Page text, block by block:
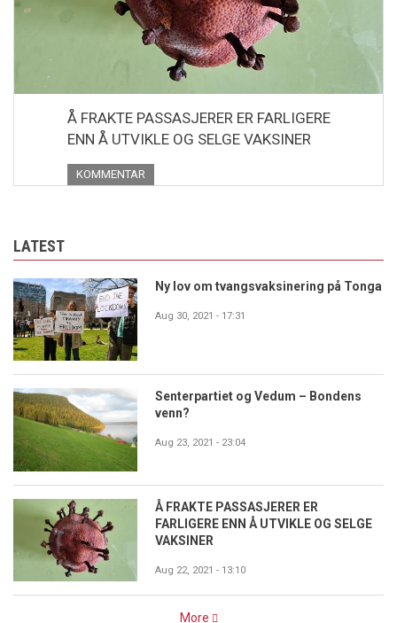
Å FRAKTE PASSASJERER ER FARLIGERE
ENN Å UTVIKLE OG SELGE VAKSINER
KOMMENTAR
LATEST
Ny lov om tvangsvaksinering på Tonga
Aug 30, 2021 - 17:31
Senterpartiet og Vedum – Bondens
venn?
Aug 23, 2021 - 23:04
Å FRAKTE PASSASJERER ER
FARLIGERE ENN Å UTVIKLE OG SELGE
VAKSINER
Aug 22, 2021 - 13:10
More